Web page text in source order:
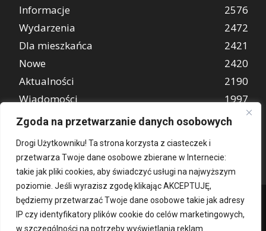
Zgoda na przetwarzanie danych osobowych
Drogi Użytkowniku! Ta strona korzysta z ciasteczek i
przetwarza Twoje dane osobowe zbierane w Internecie:
takie jak pliki cookies, aby świadczyć usługi na najwyższym
poziomie. Jeśli wyrazisz zgodę klikając AKCEPTUJĘ,
będziemy przetwarzać Twoje dane osobowe takie jak adresy
IP czy identyfikatory plików cookie do celów marketingowych,
w szczególności na potrzeby wyświetlania reklam
Informacje
2576
Wydarzenia
2472
Dla mieszkańca
2421
Nowe
2420
Aktualności
2190
Wiadomości
1997
REKLAMA
849